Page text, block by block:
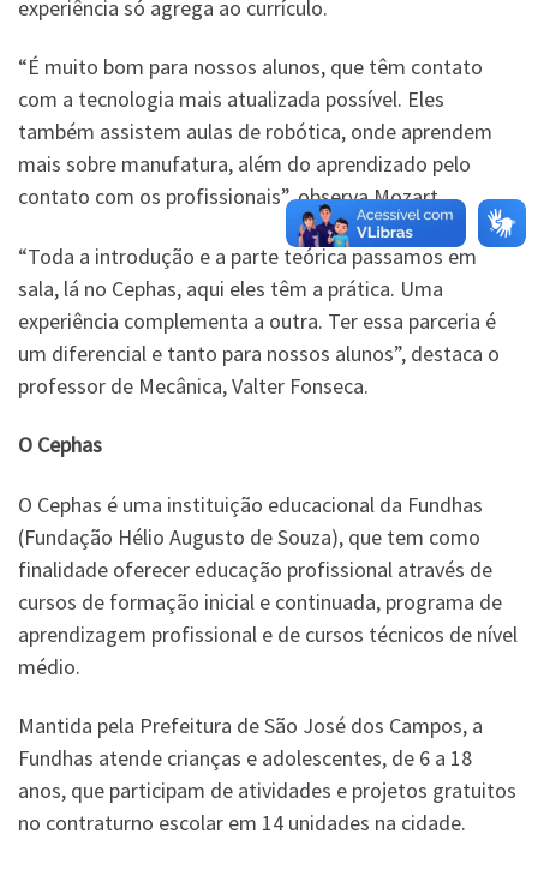
experiência só agrega ao currículo.
“É muito bom para nossos alunos, que têm contato
com a tecnologia mais atualizada possível. Eles
também assistem aulas de robótica, onde aprendem
mais sobre manufatura, além do aprendizado pelo
contato com os profissionais”, observa Mozart.
“Toda a introdução e a parte teórica passamos em
sala, lá no Cephas, aqui eles têm a prática. Uma
experiência complementa a outra. Ter essa parceria é
um diferencial e tanto para nossos alunos”, destaca o
professor de Mecânica, Valter Fonseca.
O Cephas
O Cephas é uma instituição educacional da Fundhas
(Fundação Hélio Augusto de Souza), que tem como
finalidade oferecer educação profissional através de
cursos de formação inicial e continuada, programa de
aprendizagem profissional e de cursos técnicos de nível
médio.
Mantida pela Prefeitura de São José dos Campos, a
Fundhas atende crianças e adolescentes, de 6 a 18
anos, que participam de atividades e projetos gratuitos
no contraturno escolar em 14 unidades na cidade.